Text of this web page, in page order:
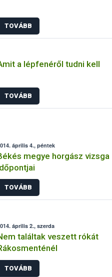
TOVÁBB
a lépfenéről tudni kell
TOVÁBB
április 4., péntek
megye horgász vizsga
TOVÁBB
április 2., szerda
találtak veszett rókát
TOVÁBB